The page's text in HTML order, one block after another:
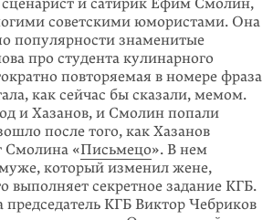
сценарист и сатирик Ефим Смолин,
советскими юмористами. Она
популярности знаменитые
про студента кулинарного
повторяемая в номере фраза
как сейчас бы сказали, мемом.
и Хазанов, и Смолин попали
после того, как Хазанов
Смолина «Письмецо». В нем
муже, кото­рый изменил жене,
выполняет секретное задание КГБ.
председатель КГБ Виктор Чебриков